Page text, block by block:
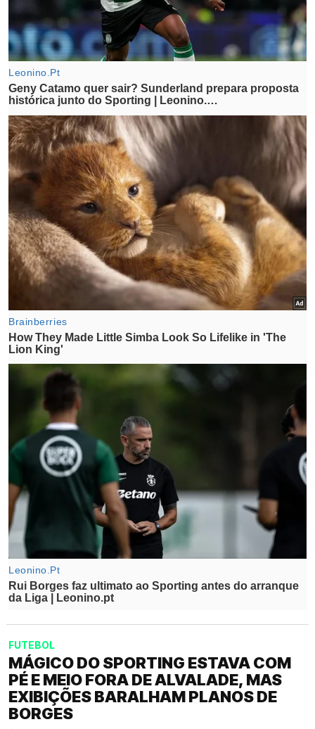
FUTEBOL
MÁGICO DO SPORTING ESTAVA COM
PÉ E MEIO FORA DE ALVALADE, MAS
EXIBIÇÕES BARALHAM PLANOS DE
BORGES